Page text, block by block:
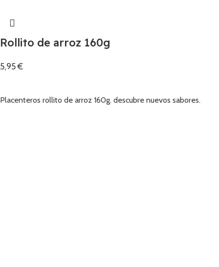
Rollito de arroz 160g
5,95€
Placenteros rollito de arroz 160g. descubre nuevos sabores.